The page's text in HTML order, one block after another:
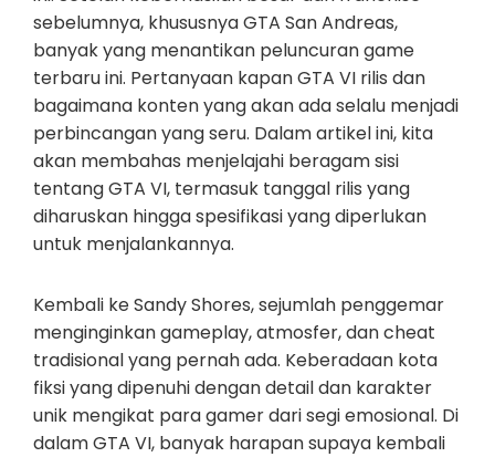
sebelumnya, khususnya GTA San Andreas,
banyak yang menantikan peluncuran game
terbaru ini. Pertanyaan kapan GTA VI rilis dan
bagaimana konten yang akan ada selalu menjadi
perbincangan yang seru. Dalam artikel ini, kita
akan membahas menjelajahi beragam sisi
tentang GTA VI, termasuk tanggal rilis yang
diharuskan hingga spesifikasi yang diperlukan
untuk menjalankannya.
Kembali ke Sandy Shores, sejumlah penggemar
menginginkan gameplay, atmosfer, dan cheat
tradisional yang pernah ada. Keberadaan kota
fiksi yang dipenuhi dengan detail dan karakter
unik mengikat para gamer dari segi emosional. Di
dalam GTA VI, banyak harapan supaya kembali